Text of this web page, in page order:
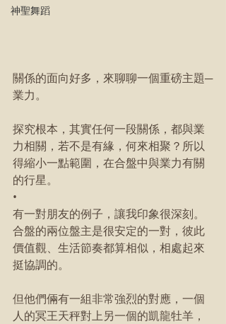
神聖舞蹈
關係的面向好多，來聊聊一個重磅主題─
業力。
探究根本，其實任何一段關係，都與業
力相關，若不是有緣，何來相聚？所以
得縮小一點範圍，在合盤中與業力有關
的行星。
•
有一對朋友的例子，讓我印象很深刻。
合盤的兩位盤主是很安定的一對，彼此
價值觀、生活節奏都算相似，相處起來
挺協調的。
但他們倆有一組非常強烈的對應，一個
人的冥王天秤對上另一個的凱龍牡羊，